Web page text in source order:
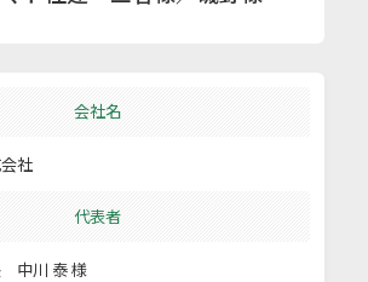
会社名
社
代表者
中川 泰 様